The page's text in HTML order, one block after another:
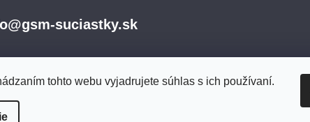
tohto webu vyjadrujete súhlas s ich používaní.
suciastky.sk